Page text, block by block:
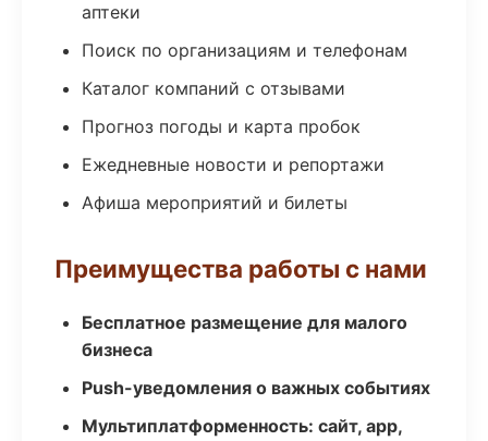
аптеки
Поиск по организациям и телефонам
Каталог компаний с отзывами
Прогноз погоды и карта пробок
Ежедневные новости и репортажи
Афиша мероприятий и билеты
Преимущества работы с нами
Бесплатное размещение для малого
бизнеса
Push-уведомления о важных событиях
Мультиплатформенность: сайт, app,